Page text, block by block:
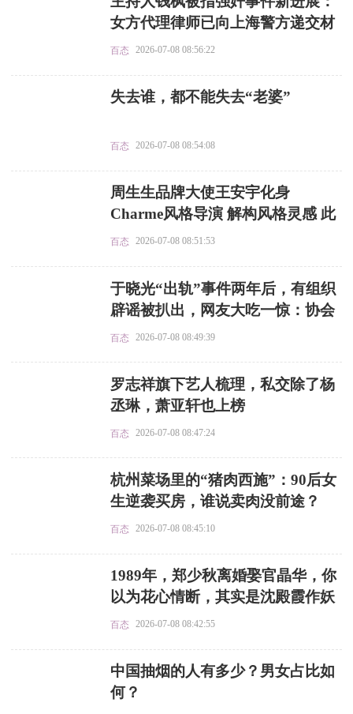
女方代理律师已向上海警方递交材
料
百态 2026-07-08 08:56:22
​失去谁，都不能失去“老婆”
百态 2026-07-08 08:54:08
​周生生品牌大使王安宇化身
Charme风格导演 解构风格灵感 此
刻由我表达
百态 2026-07-08 08:51:53
​于晓光“出轨”事件两年后，有组织
辟谣被扒出，网友大吃一惊：协会
还管这事儿
百态 2026-07-08 08:49:39
​罗志祥旗下艺人梳理，私交除了杨
丞琳，萧亚轩也上榜
百态 2026-07-08 08:47:24
​杭州菜场里的“猪肉西施”：90后女
生逆袭买房，谁说卖肉没前途？
百态 2026-07-08 08:45:10
​1989年，郑少秋离婚娶官晶华，你
以为花心情断，其实是沈殿霞作妖
百态 2026-07-08 08:42:55
​中国抽烟的人有多少？男女占比如
何？